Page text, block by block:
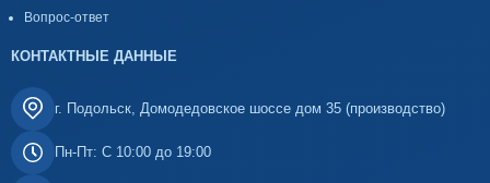
Вопрос-ответ
КОНТАКТНЫЕ ДАННЫЕ
г. Подольск, Домодедовское шоссе дом 35 (производство)
Пн-Пт: С 10:00 до 19:00